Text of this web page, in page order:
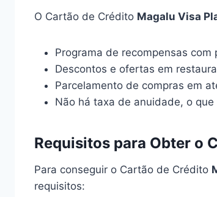
O Cartão de Crédito Magalu Visa
Programa de recompensas
Descontos e ofertas em
Parcelamento de compras em
Não há taxa de anuidade, o
Requisitos para Obter o
Para conseguir o Cartão de Crédito
requisitos: